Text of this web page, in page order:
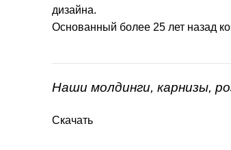
дизайна.
Основанный более 25 лет назад
Наши молдинги, карнизы,
Скачать